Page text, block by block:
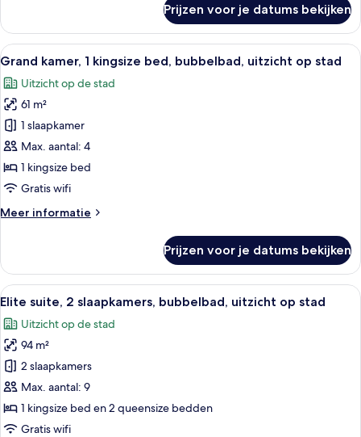
stad
laden
kamer,
queensize
koelkast
en
magnetron,
uitzicht
op
stad
Prijzen voor je datums bekijken
Alle
foto's
voor
Grand
kamer,
1
kingsize
bed,
uitzicht
laden
Een moderne hotellobby met een
6
Grand kamer, 1 kingsize bed, bubbelbad, uitzicht op stad
Uitzicht op de stad
61 m²
1 slaapkamer
Max. aantal: 4
1 kingsize bed
Gratis wifi
Meer informatie
Meer
kamer,
kingsize
bubbelbad,
uitzicht
op
stad
Prijzen voor je datums bekijken
Alle
foto's
voor
Elite
suite,
2
slaapkamers,
bubbelbad,
Hypoallergeen beddengoed,
6
Elite suite, 2 slaapkamers, bubbelbad, uitzicht op stad
Uitzicht op de stad
94 m²
2 slaapkamers
Max. aantal: 9
1 kingsize bed en 2 queensize bedden
Gratis wifi